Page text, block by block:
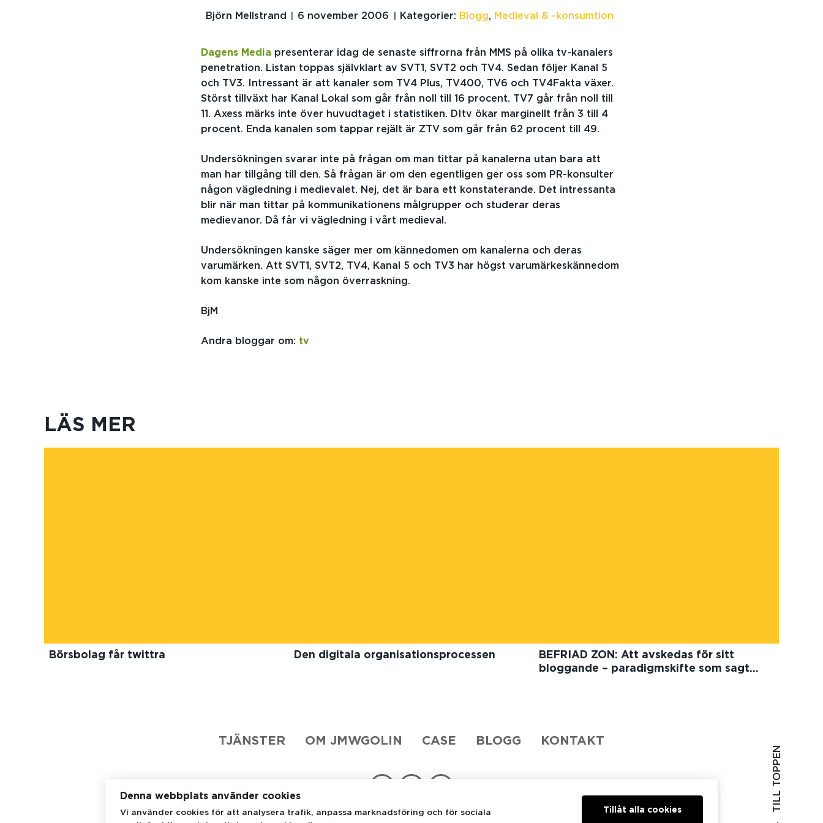
Björn Mellstrand 6 november 2006 Kategorier: Blogg, Medieval & -konsumtion
Dagens Media presenterar idag de senaste siffrorna från MMS på olika tv-kanalers
penetration. Listan toppas självklart av SVT1, SVT2 och TV4. Sedan följer Kanal 5
och TV3. Intressant är att kanaler som TV4 Plus, TV400, TV6 och TV4Fakta växer.
Störst tillväxt har Kanal Lokal som går från noll till 16 procent. TV7 går från noll till
11. Axess märks inte över huvudtaget i statistiken. DItv ökar marginellt från 3 till 4
procent. Enda kanalen som tappar rejält är ZTV som går från 62 procent till 49.
Undersökningen svarar inte på frågan om man tittar på kanalerna utan bara att
man har tillgång till den. Så frågan är om den egentligen ger oss som PR-konsulter
någon vägledning i medievalet. Nej, det är bara ett konstaterande. Det intressanta
blir när man tittar på kommunikationens målgrupper och studerar deras
medievanor. Då får vi vägledning i vårt medieval.
Undersökningen kanske säger mer om kännedomen om kanalerna och deras
varumärken. Att SVT1, SVT2, TV4, Kanal 5 och TV3 har högst varumärkeskännedom
kom kanske inte som någon överraskning.
BjM
Andra bloggar om: tv
LÄS MER
Börsbolag får twittra Den digitala organisationsprocessen
BEFRIAD ZON: Att avskedas för sitt
bloggande – paradigmskifte som sagt…
TJÄNSTER OM JMWGOLIN CASE BLOGG KONTAKT
TILL TOPPEN
Denna webbplats använder cookies
Vi använder cookies för att analysera trafik, anpassa marknadsföring och för sociala
Tillåt alla cookies